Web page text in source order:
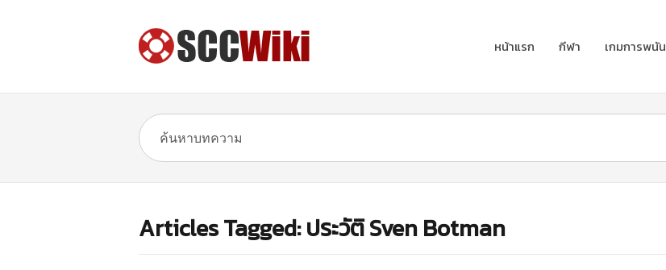
หน้าแรก กีฬา เกมการพนัน
Articles Tagged: ประวัติ Sven Botman